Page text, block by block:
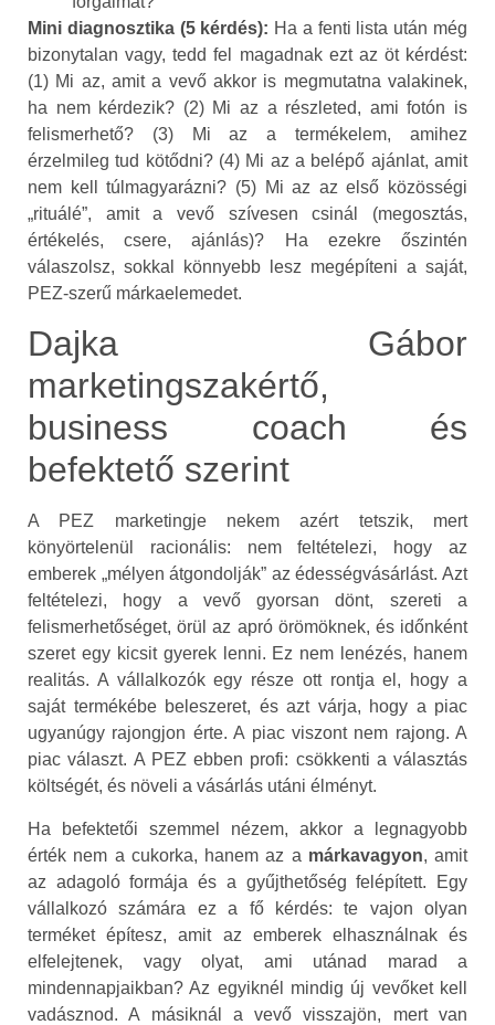
Mini diagnosztika (5 kérdés): Ha a fenti lista után még
bizonytalan vagy, tedd fel magadnak ezt az öt kérdést:
(1) Mi az, amit a vevő akkor is megmutatna valakinek,
ha nem kérdezik? (2) Mi az a részleted, ami fotón is
felismerhető? (3) Mi az a termékelem, amihez
érzelmileg tud kötődni? (4) Mi az a belépő ajánlat, amit
nem kell túlmagyarázni? (5) Mi az az első közösségi
„rituálé”, amit a vevő szívesen csinál (megosztás,
értékelés, csere, ajánlás)? Ha ezekre őszintén
válaszolsz, sokkal könnyebb lesz megépíteni a saját,
PEZ-szerű márkaelemedet.
Dajka Gábor
marketingszakértő,
business coach és
befektető szerint
A PEZ marketingje nekem azért tetszik, mert
könyörtelenül racionális: nem feltételezi, hogy az
emberek „mélyen átgondolják” az édességvásárlást. Azt
feltételezi, hogy a vevő gyorsan dönt, szereti a
felismerhetőséget, örül az apró örömöknek, és időnként
szeret egy kicsit gyerek lenni. Ez nem lenézés, hanem
realitás. A vállalkozók egy része ott rontja el, hogy a
saját termékébe beleszeret, és azt várja, hogy a piac
ugyanúgy rajongjon érte. A piac viszont nem rajong. A
piac választ. A PEZ ebben profi: csökkenti a választás
költségét, és növeli a vásárlás utáni élményt.
Ha befektetői szemmel nézem, akkor a legnagyobb
érték nem a cukorka, hanem az a márkavagyon, amit
az adagoló formája és a gyűjthetőség felépített. Egy
vállalkozó számára ez a fő kérdés: te vajon olyan
terméket építesz, amit az emberek elhasználnak és
elfelejtenek, vagy olyat, ami utánad marad a
mindennapjaikban? Az egyiknél mindig új vevőket kell
vadásznod. A másiknál a vevő visszajön, mert van